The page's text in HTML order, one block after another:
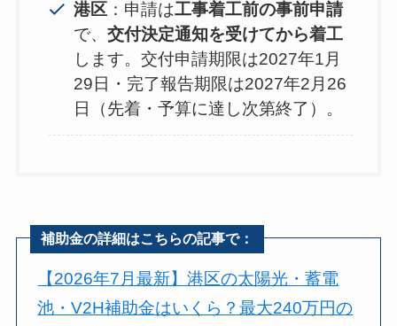
港区 ：申請は工事着工前の事前申請
で、交付決定通知を受けてから着工
します。交付申請期限は2027年1月
29日・完了報告期限は2027年2月26
日（先着・予算に達し次第終了）。
補助金の詳細はこちらの記事で：
【2026年7月最新】港区の太陽光・蓄電
池・V2H補助金はいくら？最大240万円の